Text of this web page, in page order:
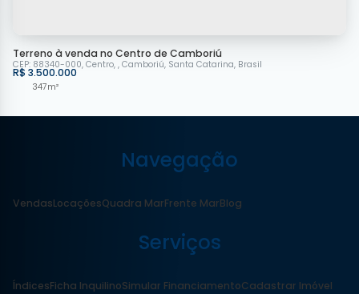
Terreno à venda no Centro de Camboriú
R$ 3.500.000
CEP: 88340-000, Centro , Camboriú, Santa Catarina, Brasil
347m²
Navegação
VendasLocaçõesQuadra MarFrente MarBlog
Serviços
ÍndicesFicha InquilinoSimular FinanciamentoCadastrar Imóvel